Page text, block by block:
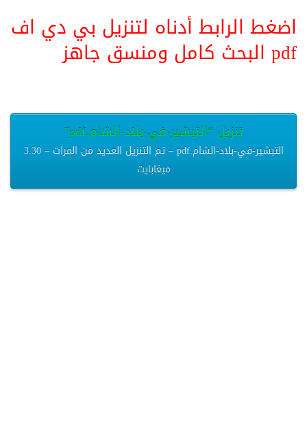
اضغط الرابط أدناه لتنزيل بي دي اف
pdf البحث كامل ومنسق جاهز
تنزيل “التبشير-في-بلاد-الشام.pdf”
التبشير-في-بلاد-الشام.pdf – تم التنزيل العديد من المرات – 3.30
ميغابايت